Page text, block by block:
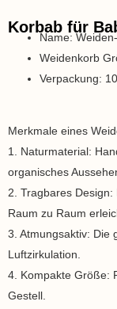
Korbab für
Name:
Weidenkorb
Verpackung:
Merkmale eines
1. Naturmaterial:
organisches
2. Tragbares
Raum zu Raum
3. Atmungsaktiv: Die
Luftzirkulation.
4. Kompakte Größe:
Gestell.